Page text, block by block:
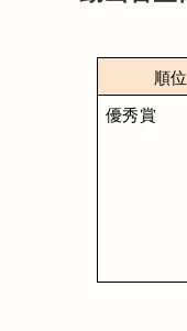
順位
優秀賞